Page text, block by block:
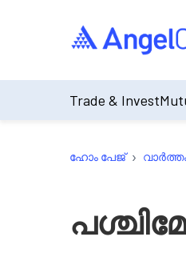
Trade & Invest
ഹോം പേജ് ›